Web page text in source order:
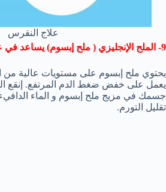
علاج النقرس
9- الملح الإنجليزي ( ملح إبسوم) يساعد في علاج النقرس
يحتوي ملح إبسوم على مستويات عالية من
يعمل على خفض ضغط الدم المرتفع. إنقع
جسمك في مزيج ملح إبسوم و الماء الدافيء
تقليل التورم.